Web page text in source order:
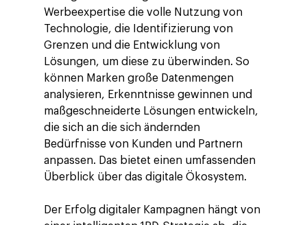
Werbeexpertise die volle Nutzung von
Technologie, die Identifizierung von
Grenzen und die Entwicklung von
Lösungen, um diese zu überwinden. So
können Marken große Datenmengen
analysieren, Erkenntnisse gewinnen und
maßgeschneiderte Lösungen entwickeln,
die sich an die sich ändernden
Bedürfnisse von Kunden und Partnern
anpassen. Das bietet einen umfassenden
Überblick über das digitale Ökosystem.
Der Erfolg digitaler Kampagnen hängt von
10. Jahrestag
ESG
Digital Agency
Paid Media
Social 360
Audiovisual
Eigen Medien
Marketing
Cloud im Marketing
KI im Marketing
Blogs
Events
Ebooks & Reports
Kontakt